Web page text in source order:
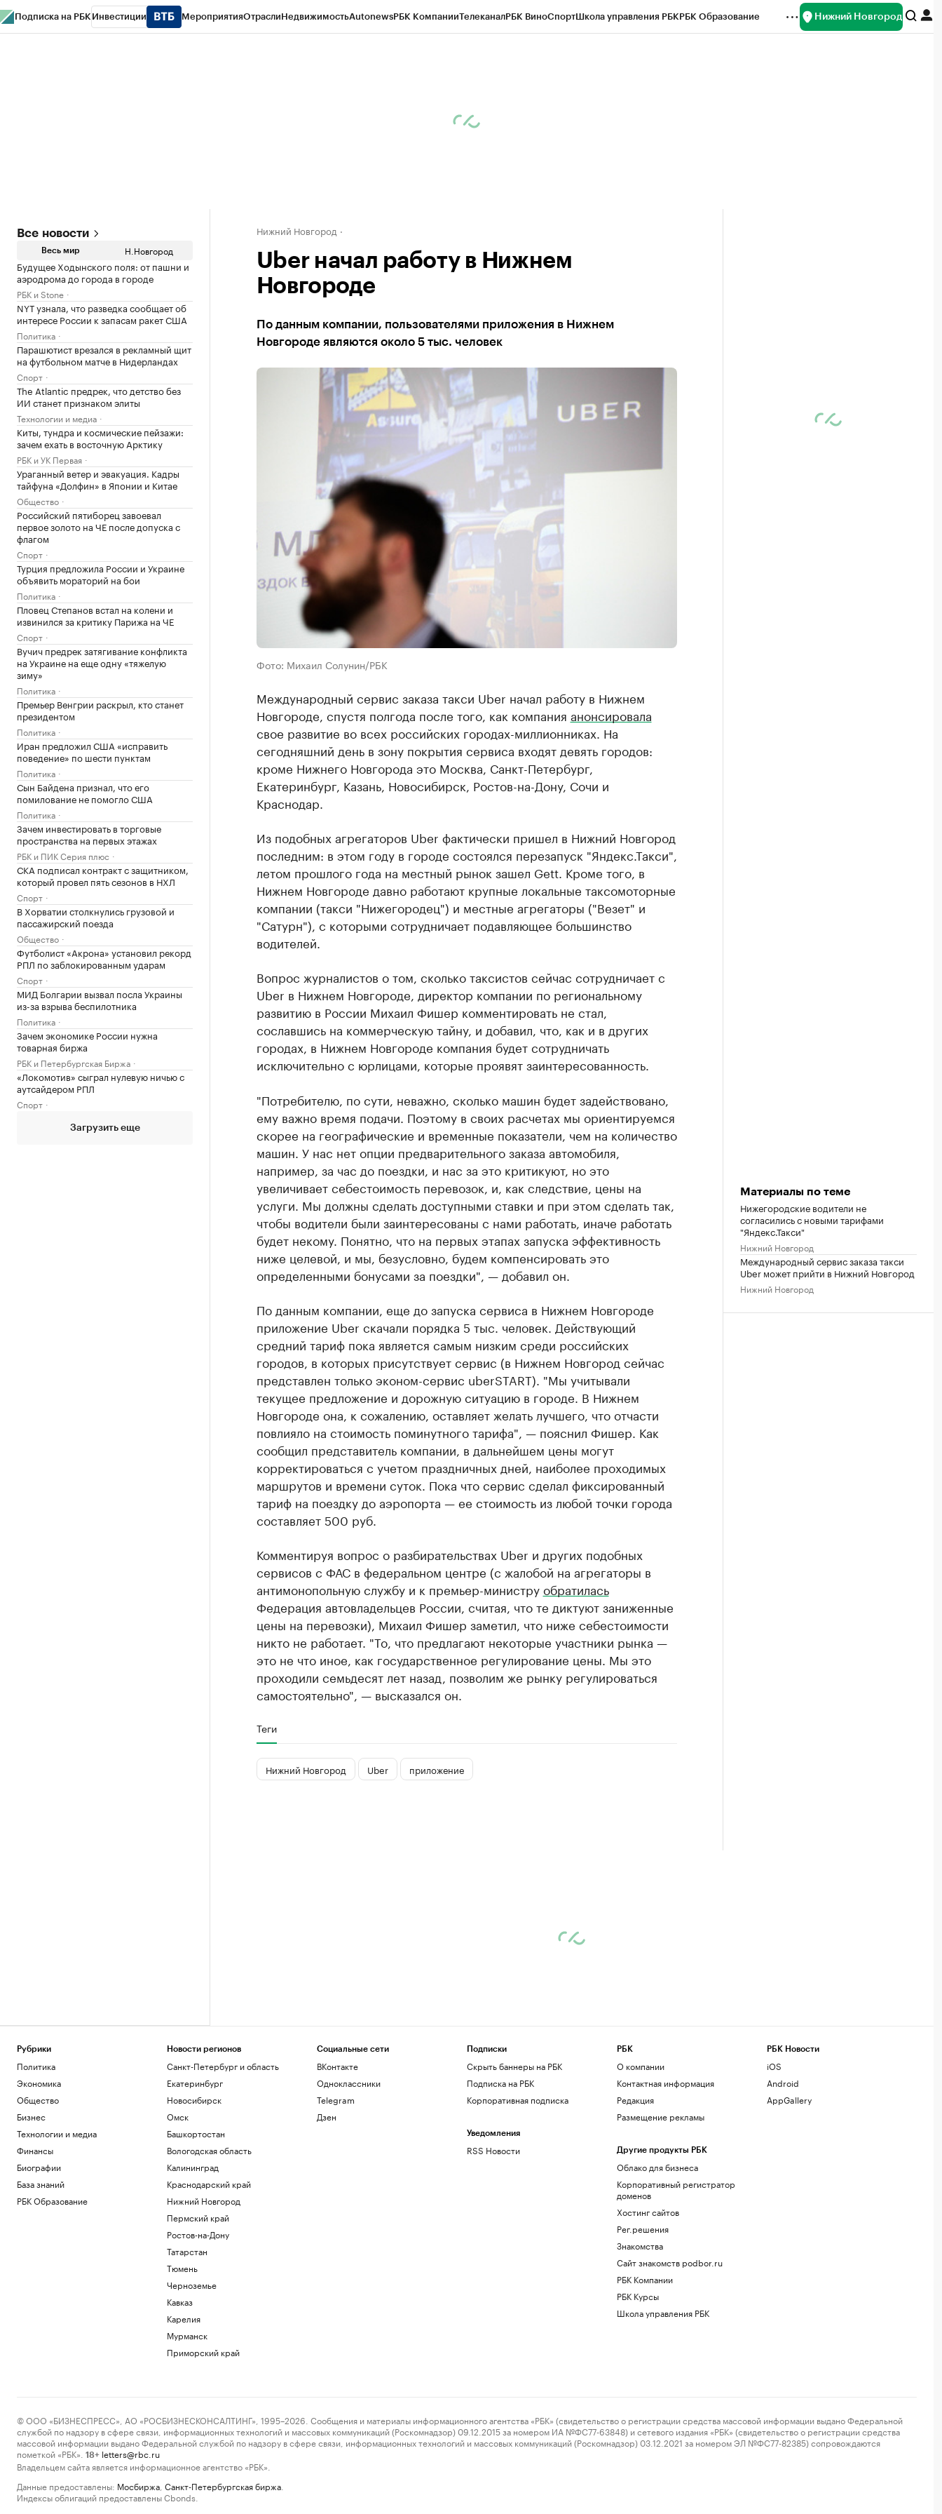
Подписка на РБК Инвестиции МероприятияОтраслиНедвижимостьAutonewsРБК КомпанииТелеканалРБК ВиноСпортШкола управления РБКРБК Образование Нижний Новгород
Все новости
Весь мир Н.Новгород
Будущее Ходынского поля: от пашни и
аэродрома до города в городе
РБК и Stone
NYT узнала, что разведка сообщает об
интересе России к запасам ракет США
Политика
Парашютист врезался в рекламный щит
на футбольном матче в Нидерландах
Спорт
The Atlantic предрек, что детство без
ИИ станет признаком элиты
Технологии и медиа
Киты, тундра и космические пейзажи:
зачем ехать в восточную Арктику
РБК и УК Первая
Ураганный ветер и эвакуация. Кадры
тайфуна «Долфин» в Японии и Китае
Общество
Российский пятиборец завоевал
первое золото на ЧЕ после допуска с
флагом
Спорт
Турция предложила России и Украине
объявить мораторий на бои
Политика
Пловец Степанов встал на колени и
извинился за критику Парижа на ЧЕ
Спорт
Вучич предрек затягивание конфликта
на Украине на еще одну «тяжелую
зиму»
Политика
Премьер Венгрии раскрыл, кто станет
президентом
Политика
Иран предложил США «исправить
поведение» по шести пунктам
Политика
Сын Байдена признал, что его
помилование не помогло США
Политика
Зачем инвестировать в торговые
пространства на первых этажах
РБК и ПИК Серия плюс
СКА подписал контракт с защитником,
который провел пять сезонов в НХЛ
Спорт
В Хорватии столкнулись грузовой и
пассажирский поезда
Общество
Футболист «Акрона» установил рекорд
РПЛ по заблокированным ударам
Спорт
МИД Болгарии вызвал посла Украины
из-за взрыва беспилотника
Политика
Зачем экономике России нужна
товарная биржа
РБК и Петербургская Биржа
«Локомотив» сыграл нулевую ничью с
аутсайдером РПЛ
Спорт
Загрузить еще
Нижний Новгород
Uber начал работу в Нижнем
Новгороде
По данным компании, пользователями приложения в Нижнем
Новгороде являются около 5 тыс. человек
Фото: Михаил Солунин/РБК
Международный сервис заказа такси Uber начал работу в Нижнем
Новгороде, спустя полгода после того, как компания анонсировала
свое развитие во всех российских городах-миллионниках. На
сегодняшний день в зону покрытия сервиса входят девять городов:
кроме Нижнего Новгорода это Москва, Санкт-Петербург,
Екатеринбург, Казань, Новосибирск, Ростов-на-Дону, Сочи и
Краснодар.
Из подобных агрегаторов Uber фактически пришел в Нижний Новгород
последним: в этом году в городе состоялся перезапуск "Яндекс.Такси",
летом прошлого года на местный рынок зашел Gett. Кроме того, в
Нижнем Новгороде давно работают крупные локальные таксомоторные
компании (такси "Нижегородец") и местные агрегаторы ("Везет" и
"Сатурн"), с которыми сотрудничает подавляющее большинство
водителей.
Вопрос журналистов о том, сколько таксистов сейчас сотрудничает с
Uber в Нижнем Новгороде, директор компании по региональному
развитию в России Михаил Фишер комментировать не стал,
сославшись на коммерческую тайну, и добавил, что, как и в других
городах, в Нижнем Новгороде компания будет сотрудничать
исключительно с юрлицами, которые проявят заинтересованность.
"Потребителю, по сути, неважно, сколько машин будет задействовано,
ему важно время подачи. Поэтому в своих расчетах мы ориентируемся
скорее на географические и временные показатели, чем на количество
машин. У нас нет опции предварительного заказа автомобиля,
например, за час до поездки, и нас за это критикуют, но это
увеличивает себестоимость перевозок, и, как следствие, цены на
услуги. Мы должны сделать доступными ставки и при этом сделать так,
чтобы водители были заинтересованы с нами работать, иначе работать
будет некому. Понятно, что на первых этапах запуска эффективность
ниже целевой, и мы, безусловно, будем компенсировать это
определенными бонусами за поездки", — добавил он.
По данным компании, еще до запуска сервиса в Нижнем Новгороде
приложение Uber скачали порядка 5 тыс. человек. Действующий
средний тариф пока является самым низким среди российских
городов, в которых присутствует сервис (в Нижнем Новгород сейчас
представлен только эконом-сервис uberSTART). "Мы учитывали
текущее предложение и дорожную ситуацию в городе. В Нижнем
Новгороде она, к сожалению, оставляет желать лучшего, что отчасти
повлияло на стоимость поминутного тарифа", — пояснил Фишер. Как
сообщил представитель компании, в дальнейшем цены могут
корректироваться с учетом праздничных дней, наиболее проходимых
маршрутов и времени суток. Пока что сервис сделал фиксированный
тариф на поездку до аэропорта — ее стоимость из любой точки города
составляет 500 руб.
Комментируя вопрос о разбирательствах Uber и других подобных
сервисов с ФАС в федеральном центре (с жалобой на агрегаторы в
антимонопольную службу и к премьер-министруобратилась
Федерация автовладельцев России, считая, что те диктуют заниженные
цены на перевозки), Михаил Фишер заметил, что ниже себестоимости
никто не работает. "То, что предлагают некоторые участники рынка —
это не что иное, как государственное регулирование цены. Мы это
проходили семьдесят лет назад, позволим же рынку регулироваться
самостоятельно", — высказался он.
Теги
Нижний Новгород Uber приложение
Материалы по теме
Нижегородские водители не
согласились с новыми тарифами
"Яндекс.Такси"
Нижний Новгород
Международный сервис заказа такси
Uber может прийти в Нижний Новгород
Нижний Новгород
Рубрики
Политика
Экономика
Общество
Бизнес
Технологии и медиа
Финансы
Биографии
База знаний
РБК Образование
Новости регионов
Санкт-Петербург и область
Екатеринбург
Новосибирск
Омск
Башкортостан
Вологодская область
Калининград
Краснодарский край
Нижний Новгород
Пермский край
Ростов-на-Дону
Татарстан
Тюмень
Черноземье
Кавказ
Карелия
Мурманск
Приморский край
Социальные сети
ВКонтакте
Одноклассники
Telegram
Дзен
Подписки
Скрыть баннеры на РБК
Подписка на РБК
Корпоративная подписка
Уведомления
RSS Новости
РБК
О компании
Контактная информация
Редакция
Размещение рекламы
Другие продукты РБК
Облако для бизнеса
Корпоративный регистратор
доменов
Хостинг сайтов
Рег.решения
Знакомства
Сайт знакомств podbor.ru
РБК Компании
РБК Курсы
Школа управления РБК
РБК Новости
iOS
Android
AppGallery
© ООО «БИЗНЕСПРЕСС», АО «РОСБИЗНЕСКОНСАЛТИНГ», 1995–2026. Сообщения и материалы информационного агентства «РБК» (свидетельство о регистрации средства массовой информации выдано Федеральной
службой по надзору в сфере связи, информационных технологий и массовых коммуникаций (Роскомнадзор) 09.12.2015 за номером ИА №ФС77-63848) и сетевого издания «РБК» (свидетельство о регистрации средства
массовой информации выдано Федеральной службой по надзору в сфере связи, информационных технологий и массовых коммуникаций (Роскомнадзор) 03.12.2021 за номером ЭЛ №ФС77-82385) сопровождаются
пометкой «РБК».
18+ letters@rbc.ru
Владельцем сайта является информационное агентство «РБК».
Данные предоставлены: Мосбиржа Санкт-Петербургская биржа
Индексы облигаций предоставлены Cbonds.